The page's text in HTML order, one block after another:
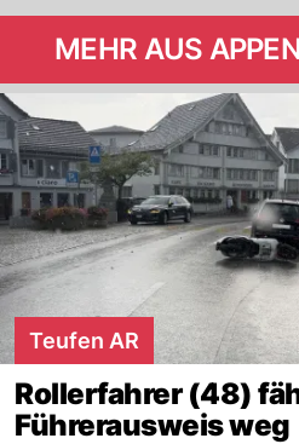
MEHR AUS
Teufen AR
Rollerfahrer (48)
Führerausweis weg